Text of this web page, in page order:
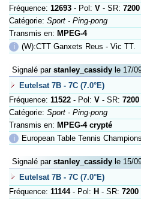
Fréquence: 12693 - Pol: V - SR: 7200
Catégorie: Sport - Ping-pong
Transmis en: MPEG-4
ℹ
(W):CTT Ganxets Reus - Vic TT.
Signalé par stanley_cassidy le 17/
Eutelsat 7B - 7C (7.0°E)
Fréquence: 11522 - Pol: V - SR: 7200
Catégorie: Sport - Ping-pong
Transmis en: MPEG-4 crypté
ℹ
European Table Tennis
Signalé par stanley_cassidy le 15/
Eutelsat 7B - 7C (7.0°E)
Fréquence: 11144- Pol: H - SR: 7200